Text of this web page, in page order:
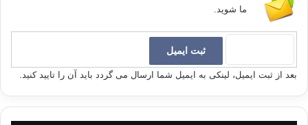
ما شوید.
بعد از ثبت ایمیل، لینکی به ایمیل شما ارسال می گردد باید آن را تایید کنید.